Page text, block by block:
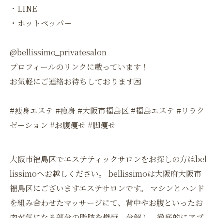
・LINE
・ホットペッパー
@bellissimo_privatesalon
プロフィールのリンクに載っています！
お気軽にご連絡お待ちしております💌
#痩身エステ #痩身 #大阪市福島区 #福島エステ #リラク
ゼーション #お腹痩せ #脚痩せ
大阪市福島区でエステティックサロンをお探しの方はbel
lissimoへお越しください。 bellissimoは大阪府大阪市
福島区にございますエステサロンです。 マシンとハンド
を組み合わせたマッサージにて、背中やお腹といったお